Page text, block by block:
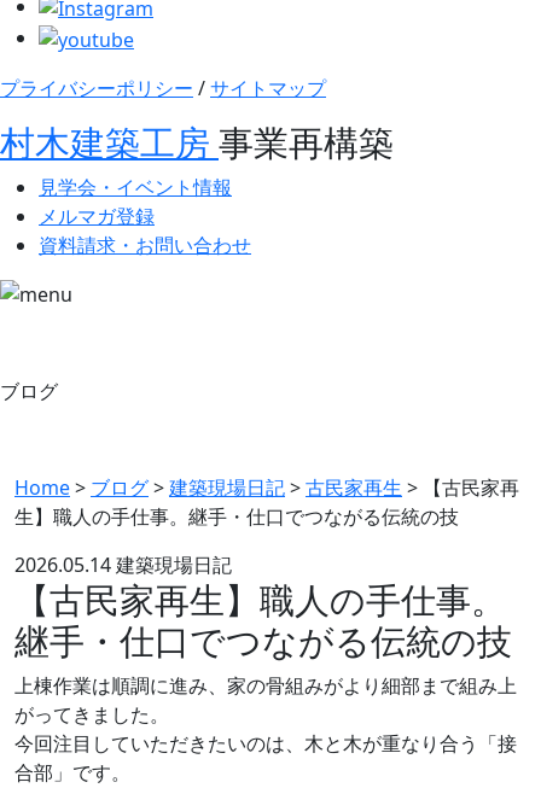
プライバシーポリシー /サイトマップ
村木建築工房 事業再構築
見学会・イベント情報
メルマガ登録
資料請求・お問い合わせ
ブログ
Home> ブログ>建築現場日記>古民家再生 >
【古民家再
生】職人の手仕事。継手・仕口でつながる伝統の技
2026.05.14建築現場日記
【古民家再生】職人の手仕事。
継手・仕口でつながる伝統の技
上棟作業は順調に進み、家の骨組みがより細部まで組み上
がってきました。
今回注目していただきたいのは、木と木が重なり合う「接
合部」です。